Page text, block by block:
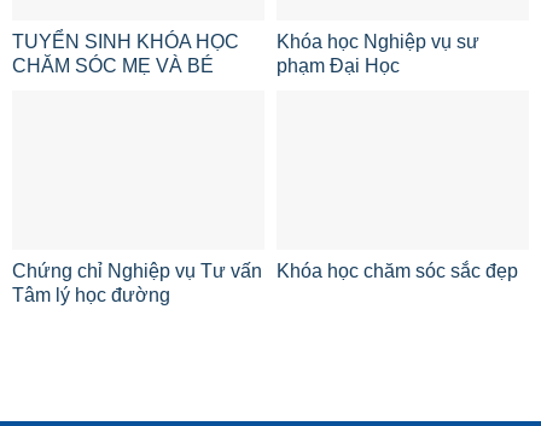
TUYỂN SINH KHÓA HỌC
CHĂM SÓC MẸ VÀ BÉ
Khóa học Nghiệp vụ sư
phạm Đại Học
Chứng chỉ Nghiệp vụ Tư vấn
Tâm lý học đường
Khóa học chăm sóc sắc đẹp